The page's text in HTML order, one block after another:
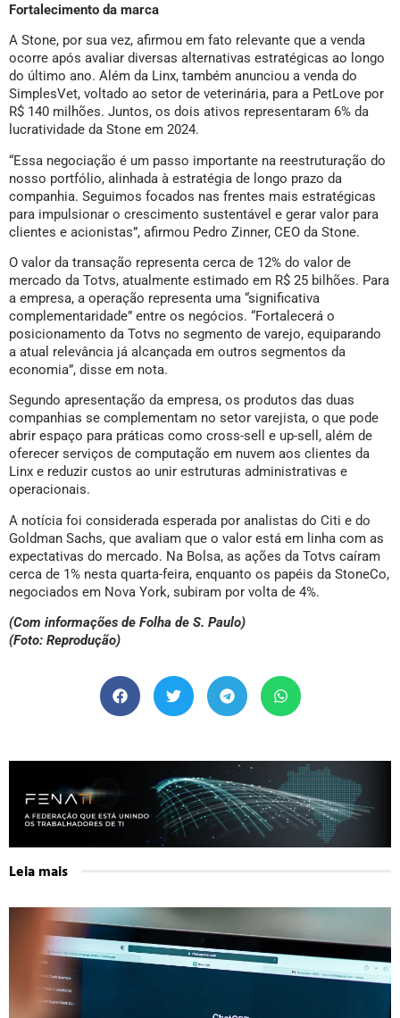
Fortalecimento da marca
A Stone, por sua vez, afirmou em fato relevante que a venda
ocorre após avaliar diversas alternativas estratégicas ao longo
do último ano. Além da Linx, também anunciou a venda do
SimplesVet, voltado ao setor de veterinária, para a PetLove por
R$ 140 milhões. Juntos, os dois ativos representaram 6% da
lucratividade da Stone em 2024.
“Essa negociação é um passo importante na reestruturação do
nosso portfólio, alinhada à estratégia de longo prazo da
companhia. Seguimos focados nas frentes mais estratégicas
para impulsionar o crescimento sustentável e gerar valor para
clientes e acionistas”, afirmou Pedro Zinner, CEO da Stone.
O valor da transação representa cerca de 12% do valor de
mercado da Totvs, atualmente estimado em R$ 25 bilhões. Para
a empresa, a operação representa uma “significativa
complementaridade” entre os negócios. “Fortalecerá o
posicionamento da Totvs no segmento de varejo, equiparando
a atual relevância já alcançada em outros segmentos da
economia”, disse em nota.
Segundo apresentação da empresa, os produtos das duas
companhias se complementam no setor varejista, o que pode
abrir espaço para práticas como cross-sell e up-sell, além de
oferecer serviços de computação em nuvem aos clientes da
Linx e reduzir custos ao unir estruturas administrativas e
operacionais.
A notícia foi considerada esperada por analistas do Citi e do
Goldman Sachs, que avaliam que o valor está em linha com as
expectativas do mercado. Na Bolsa, as ações da Totvs caíram
cerca de 1% nesta quarta-feira, enquanto os papéis da StoneCo,
negociados em Nova York, subiram por volta de 4%.
(Com informações de Folha de S. Paulo)
(Foto: Reprodução)
Leia mais